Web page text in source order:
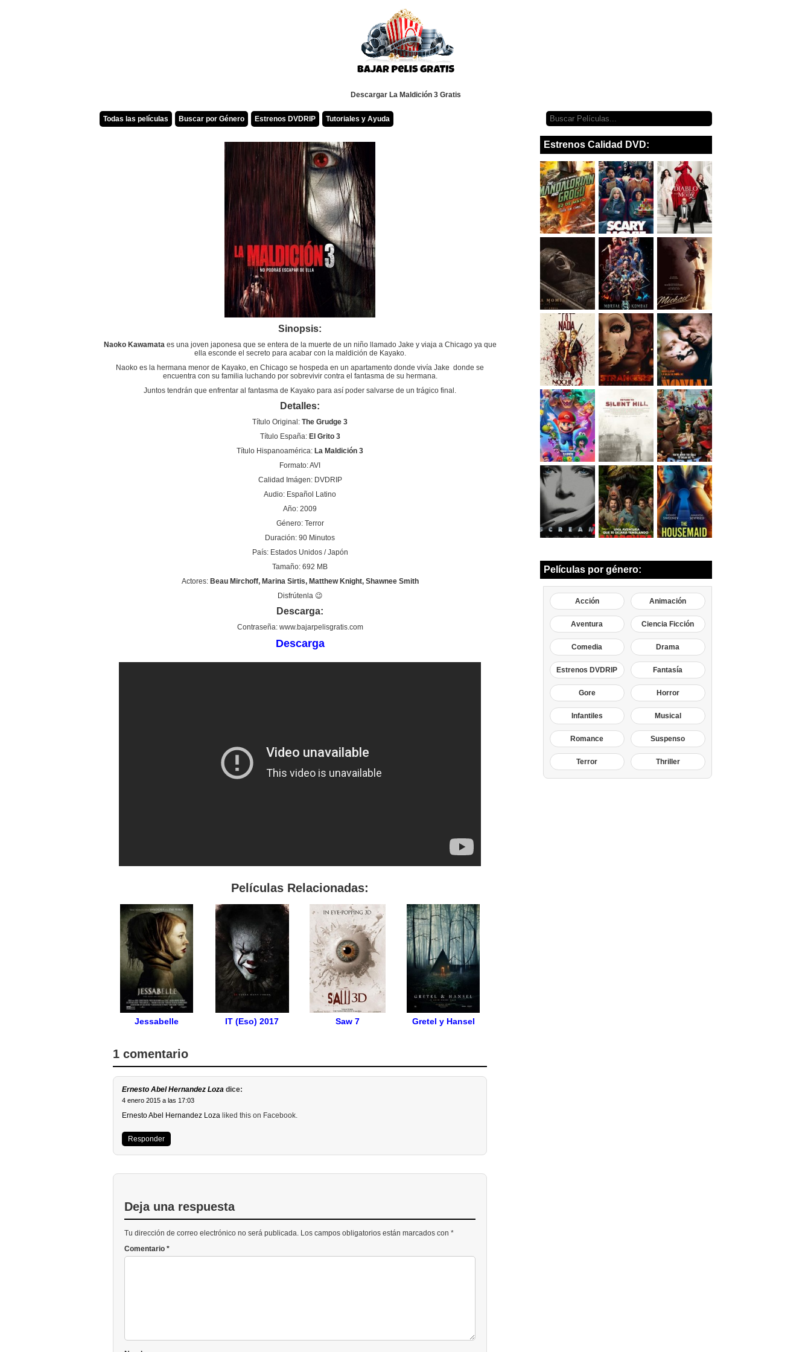
Descargar La Maldición 3 Gratis
Todas las películas Buscar por Género Estrenos DVDRIP Tutoriales y Ayuda
Sinopsis:
Naoko Kawamataes una joven japonesa que se entera de la muerte de un niño llamado Jake y viaja a Chicago ya que
ella esconde el secreto para acabar con la maldición de Kayako.
Naoko es la hermana menor de Kayako, en Chicago se hospeda en un apartamento donde vivía Jake donde se
encuentra con su familia luchando por sobrevivir contra el fantasma de su hermana.
Juntos tendrán que enfrentar al fantasma de Kayako para así poder salvarse de un trágico final.
Detalles:
Título Original: The Grudge 3
Título España:El Grito 3
Título Hispanoamérica: La Maldición 3
Formato: AVI
Calidad Imágen: DVDRIP
Audio: Español Latino
Año: 2009
Género: Terror
Duración: 90 Minutos
País: Estados Unidos / Japón
Tamaño: 692 MB
Actores: Beau Mirchoff, Marina Sirtis, Matthew Knight, Shawnee Smith
Disfrútenla 😉
Descarga:
Contraseña: www.bajarpelisgratis.com
Descarga
Películas Relacionadas:
Jessabelle IT (Eso) 2017 Saw 7 Gretel y Hansel
1 comentario
Ernesto Abel Hernandez Loza dice:
4 enero 2015 a las 17:03
Ernesto Abel Hernandez Loza liked this on Facebook.
Responder
Deja una respuesta
Tu dirección de correo electrónico no será publicada. Los campos obligatorios están marcados con *
Comentario *
Estrenos Calidad DVD:
Películas por género:
Acción Animación
Aventura Ciencia Ficción
Comedia Drama
Estrenos DVDRIP Fantasía
Gore Horror
Infantiles Musical
Romance Suspenso
Terror Thriller